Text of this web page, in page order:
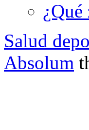
¿Qué
Salud
Absolum